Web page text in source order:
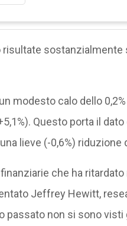
sostanzialmente
modesto calo dello
Questo porta il
lieve (-0,6%)
che ha
Jeffrey Hewitt,
passato non si sono